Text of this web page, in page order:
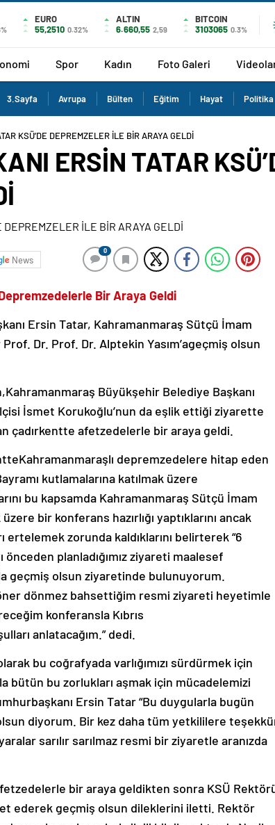
EURO
55,2510 0.32%
ALTIN
6.660,55 2,59
BITCOIN
3103065 0.3%
Spor Kadın Foto Galeri
3.Sayfa Avrupa Bülten Eğitim Hayat Politika
KSÜ’DE DEPREMZELER İLE BİR ARAYA GELDİ
ERSİN TATAR
News
0
Bir Araya Geldi
Ersin Tatar, Kahramanmaraş Sütçü İmam
Dr. Prof. Dr. Alptekin Yasım’ageçmiş olsun
Büyükşehir Belediye Başkanı
İsmet Korukoğlu’nun da eşlik ettiği ziyarette
çadırkentte afetzedelerle bir araya geldi.
depremzedelere hitap eden
kutlamalarına katılmak üzere
bu kapsamda Kahramanmaraş Sütçü İmam
bir konferans hazırlığı yaptıklarını ancak
zorunda kaldıklarını belirterek “6
planladığımız ziyareti maalesef
geçmiş olsun ziyaretinde bulunuyorum.
dönmez bahsettiğim resmi ziyareti heyetimle
konferansla Kıbrıs
anlatacağım.” dedi.
bu coğrafyada varlığımızı sürdürmek için
bütün bu zorlukları aşmak için mücadelemizi
Ersin Tatar “Bu duygularla bugün
diyorum. Bir kez daha tüm yetkililere
sarılır sarılmaz resmi bir ziyaretle aranızda
bir araya geldikten sonra KSÜ
ederek geçmiş olsun dileklerini iletti. Rektör